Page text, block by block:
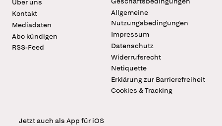
Über uns
Kontakt
Mediadaten
Abo kündigen
RSS-Feed
Allgemeine
Nutzungsbedingungen
Impressum
Datenschutz
Widerrufsrecht
Netiquette
Erklärung zur Barrierefreiheit
Cookies & Tracking
Jetzt auch als App für iOS